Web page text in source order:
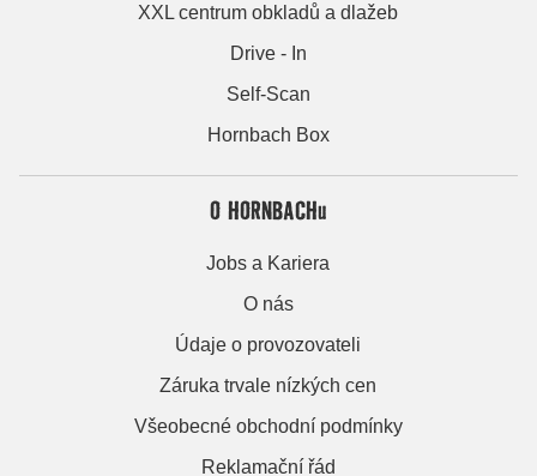
XXL centrum obkladů a dlažeb
Drive - In
Self-Scan
Hornbach Box
O HORNBACHu
Jobs a Kariera
O nás
Údaje o provozovateli
Záruka trvale nízkých cen
Všeobecné obchodní podmínky
Reklamační řád